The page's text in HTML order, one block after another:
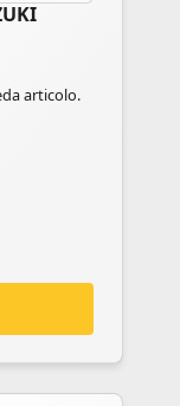
articolo.